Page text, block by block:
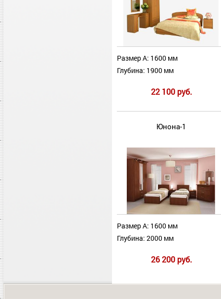
Размер А: 1600 мм
Глубина: 1900 мм
22 100 руб.
Юнона-1
Размер А: 1600 мм
Глубина: 2000 мм
26 200 руб.